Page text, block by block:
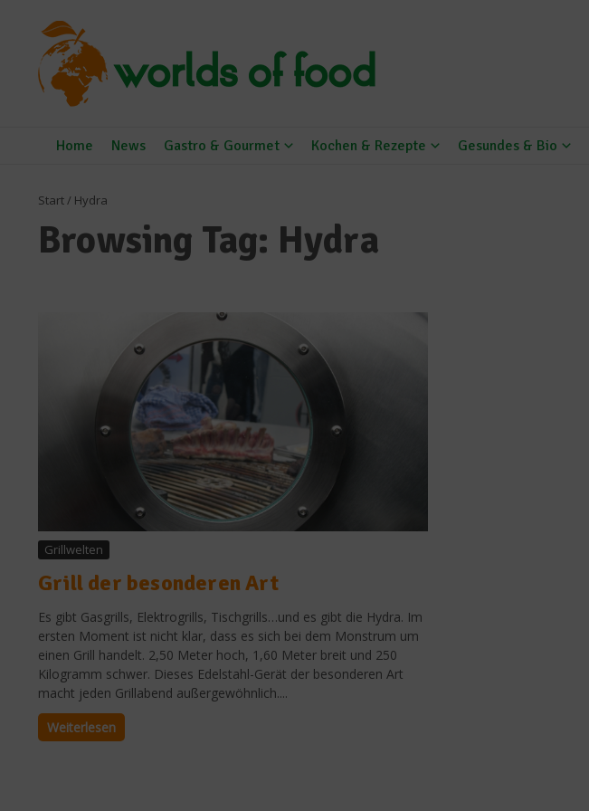
Home News Gastro & Gourmet Kochen & Rezepte Gesundes & Bio
Start/ Hydra
Browsing Tag: Hydra
Grillwelten
Grill der besonderen Art
Es gibt Gasgrills, Elektrogrills, Tischgrills…und es gibt die Hydra. Im
ersten Moment ist nicht klar, dass es sich bei dem Monstrum um
einen Grill handelt. 2,50 Meter hoch, 1,60 Meter breit und 250
Kilogramm schwer. Dieses Edelstahl-Gerät der besonderen Art
macht jeden Grillabend außergewöhnlich....
Weiterlesen